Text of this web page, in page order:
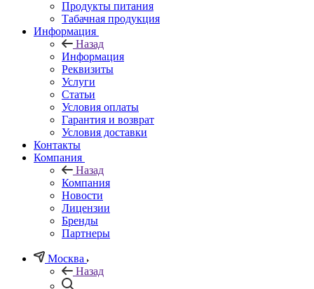
Продукты питания
Табачная продукция
Информация
Назад
Информация
Реквизиты
Услуги
Статьи
Условия оплаты
Гарантия и возврат
Условия доставки
Контакты
Компания
Назад
Компания
Новости
Лицензии
Бренды
Партнеры
Москва
Назад